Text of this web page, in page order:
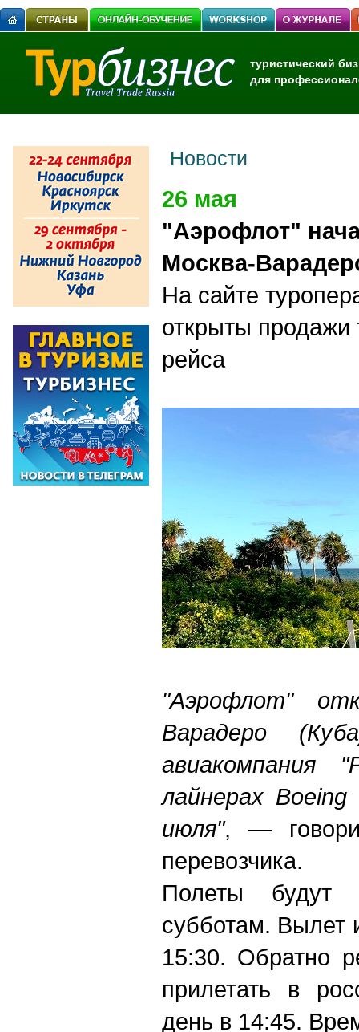
туристический
для
Новости
26 мая
"Аэрофлот"
Москва-
На сайте
открыты продажи
рейса
"Аэрофлот"
Варадеро
авиакомпания
лайнерах
июля", —
перевозчика.
Полеты будут
субботам. Вылет
15:30. Обратно
прилетать в
день в 14:45.